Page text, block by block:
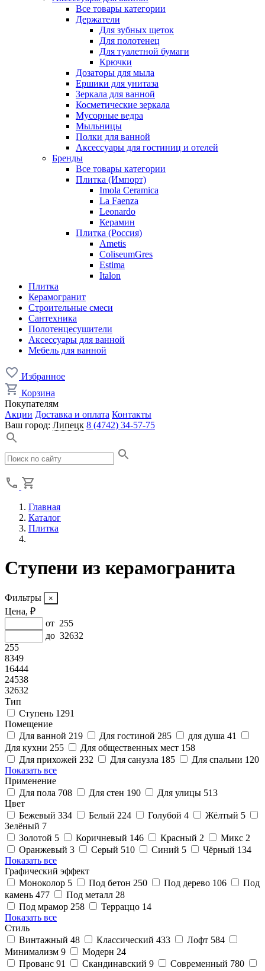
Все товары категории
Держатели
Для зубных щеток
Для полотенец
Для туалетной бумаги
Крючки
Дозаторы для мыла
Ершики для унитаза
Зеркала для ванной
Косметические зеркала
Мусорные ведра
Мыльницы
Полки для ванной
Аксессуары для гостиниц и отелей
Бренды
Все товары категории
Плитка (Импорт)
Imola Ceramica
La Faenza
Leonardo
Керамин
Плитка (Россия)
Ametis
ColiseumGres
Estima
Italon
Плитка
Керамогранит
Строительные смеси
Сантехника
Полотенцесушители
Аксессуары для ванной
Мебель для ванной
Избранное
Корзина
Покупателям
Акции Доставка и оплата Контакты
Ваш город: Липецк 8 (4742) 34-57-75
Главная
Каталог
Плитка
Ступени из керамогранита
Фильтры
Цена, ₽
от 255
до 32632
255
8349
16444
24538
32632
Тип
Ступень 1291
Помещение
Для ванной 219 Для гостиной 285 для душа 41
Для кухни 255 Для общественных мест 158
Для прихожей 232 Для санузла 185 Для спальни 120
Показать все
Применение
Для пола 708 Для стен 190 Для улицы 513
Цвет
Бежевый 334 Белый 224 Голубой 4 Жёлтый 5
Зелёный 7
Золотой 5 Коричневый 146 Красный 2 Микс 2
Оранжевый 3 Серый 510 Синий 5 Чёрный 134
Показать все
Графический эффект
Моноколор 5 Под бетон 250 Под дерево 106
Под
камень 477 Под металл 28
Под мрамор 258 Терраццо 14
Показать все
Стиль
Винтажный 48 Классический 433 Лофт 584
Минимализм 9 Модерн 24
Прованс 91 Скандинавский 9 Современный 780